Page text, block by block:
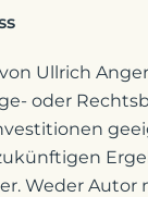
Ullrich
oder
Weder